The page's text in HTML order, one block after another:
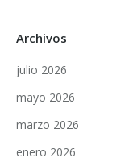
Archivos
julio 2026
mayo 2026
marzo 2026
enero 2026